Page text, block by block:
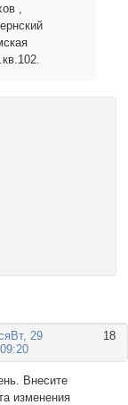
,
18
Вт, 29
Внесите
изменения